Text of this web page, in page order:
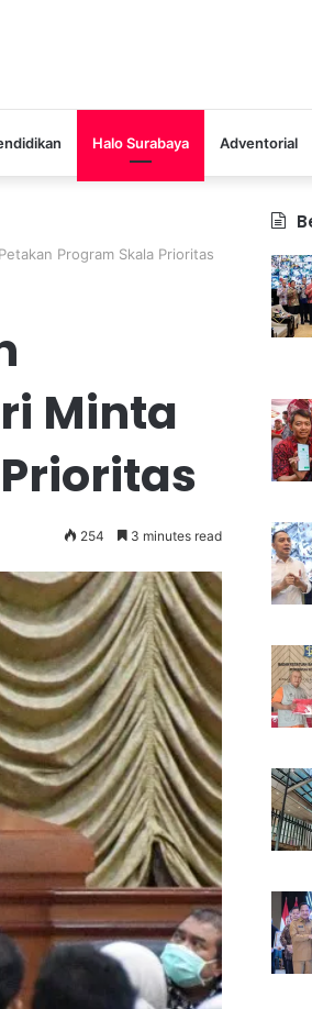
Halo Surabaya Adventorial
Program Skala Prioritas
Minta
254 3 minutes read